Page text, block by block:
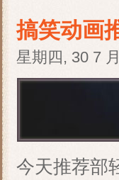
搞笑动画
星期四, 30 7
今天推荐部